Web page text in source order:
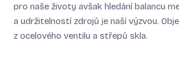
pro naše životy avšak hledání balancu
a udržitelností zdrojů je naší výzvou.
z ocelového ventilu a střepů skla.